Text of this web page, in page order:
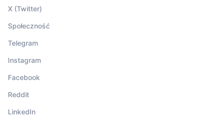
X (Twitter)
Społeczność
Telegram
Instagram
Facebook
Reddit
LinkedIn